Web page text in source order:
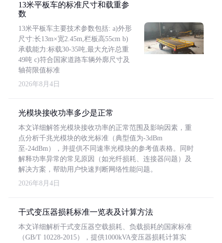
13米平板车的标准尺寸和载重参
数
13米平板车主要技术参数包括: a)外形
尺寸:长13m×宽2.45m,栏板高55cm b)
承载能力:标载30-35吨,最大允许总重
49吨 c)符合国家道路车辆外廓尺寸及
轴荷限值标准
2026年8月4日
光模块接收功率多少是正常
本文详细解答光模块接收功率的正常范围及影响因素，重
点分析千兆光模块的收光标准（典型值为-3dBm
至-24dBm），并提供不同速率光模块的参考值表格。同时
解释功率异常的常见原因（如光纤损耗、连接器问题）及
解决方案，帮助用户快速判断网络性能问题。
2026年8月4日
干式变压器损耗标准一览表及计算方法
本文详细解析干式变压器空载损耗、负载损耗的国家标准
（GB/T 10228-2015），提供1000kVA变压器损耗计算实